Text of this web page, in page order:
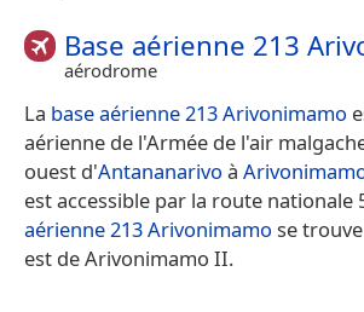
Base aérienne 213
aérodrome
La base aérienne 213 Arivonimamo
aérienne de l'Armée de l'air
ouest d'Antananarivo à
est accessible par la route nationale
aérienne 213 Arivonimamo se
est de Arivonimamo II.